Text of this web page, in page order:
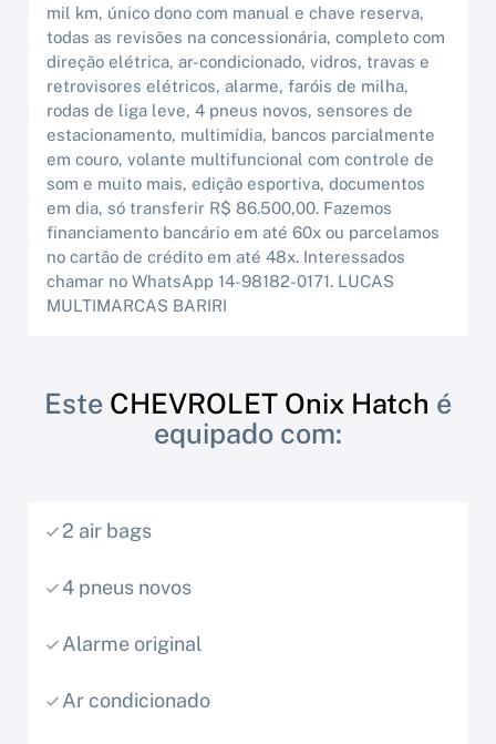
mil km, único dono com manual e chave reserva,
todas as revisões na concessionária, completo com
direção elétrica, ar-condicionado, vidros, travas e
retrovisores elétricos, alarme, faróis de milha,
rodas de liga leve, 4 pneus novos, sensores de
estacionamento, multimídia, bancos parcialmente
em couro, volante multifuncional com controle de
som e muito mais, edição esportiva, documentos
em dia, só transferir R$ 86.500,00. Fazemos
financiamento bancário em até 60x ou parcelamos
no cartão de crédito em até 48x. Interessados
chamar no WhatsApp 14-98182-0171. LUCAS
MULTIMARCAS BARIRI
Este CHEVROLET Onix Hatch é
equipado com:
2 air bags
4 pneus novos
Alarme original
Ar condicionado